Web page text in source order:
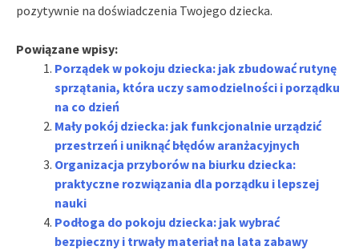
pozytywnie na doświadczenia Twojego dziecka.
Powiązane wpisy:
Porządek w pokoju dziecka: jak zbudować rutynę
sprzątania, która uczy samodzielności i porządku
na co dzień
Mały pokój dziecka: jak funkcjonalnie urządzić
przestrzeń i uniknąć błędów aranżacyjnych
Organizacja przyborów na biurku dziecka:
praktyczne rozwiązania dla porządku i lepszej
nauki
Podłoga do pokoju dziecka: jak wybrać
bezpieczny i trwały materiał na lata zabawy